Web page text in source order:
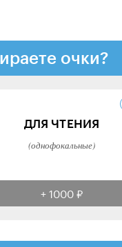
очки?
ДЛЯ ЧТЕНИЯ
(однофокальные)
+ 1000 ₽